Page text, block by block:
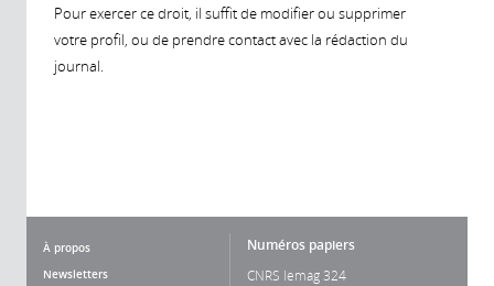
Pour exercer ce droit, il suffit de modifier ou supprimer
votre profil, ou de prendre contact avec la rédaction du
journal.
À propos
Newsletters
Numéros papiers
CNRS lemag 324